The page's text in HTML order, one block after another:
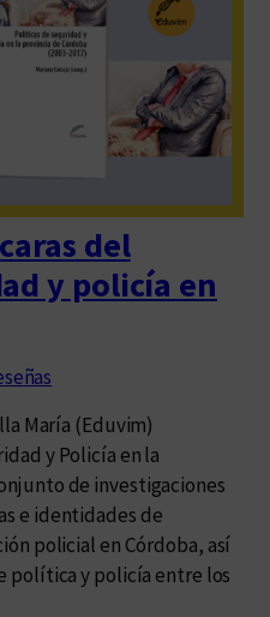
del
y policía en
María (Eduvim)
y Policía en la
de investigaciones
e identidades de
policial en Córdoba, así
política y policía entre los